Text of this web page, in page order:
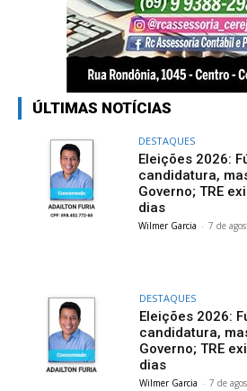
ÚLTIMAS NOTÍCIAS
DESTAQUES
Eleições 2026:
candidatura,
Governo; TRE
dias
Wilmer Garcia - 7 de
DESTAQUES
Eleições 2026:
candidatura,
Governo; TRE
dias
Wilmer Garcia - 7 de